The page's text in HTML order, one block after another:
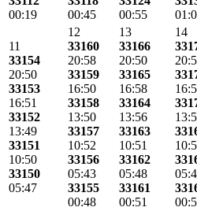
00:19
00:45
00:55
11
33154
20:50
33153
16:51
33152
13:49
33151
10:50
33150
05:47
12
33160
20:58
33159
16:50
33158
13:50
33157
10:52
33156
05:43
33155
00:48
13
33166
20:50
33165
16:58
33164
13:56
33163
10:51
33162
05:48
33161
00:51
14